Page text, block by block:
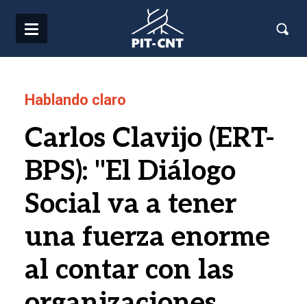
Hablando claro
Carlos Clavijo (ERT-
BPS): "El Diálogo
Social va a tener
una fuerza enorme
al contar con las